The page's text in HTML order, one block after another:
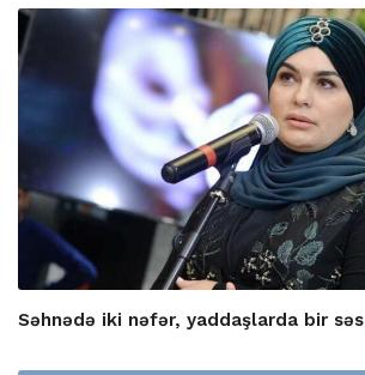
Səhnədə iki nəfər, yaddaşlarda bir səs